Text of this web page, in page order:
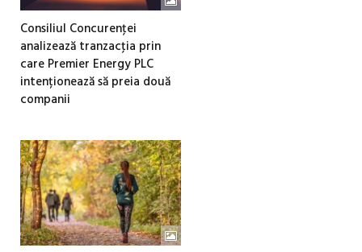
Consiliul Concurenţei
analizează tranzacţia prin
care Premier Energy PLC
intenționează să preia două
companii